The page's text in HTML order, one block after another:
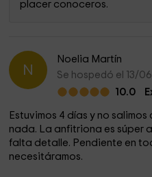
placer conoceros.
N
Noelia Martín
Se hospedó el 13/
10.0
Estuvimos 4 días y no
nada. La anfitriona es súper
falta detalle. Pendiente en
necesitáramos.